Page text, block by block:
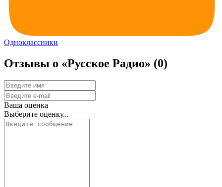
Одноклассники
Отзывы о «Русское Радио» (0)
Ваша оценка
Выберите оценку...